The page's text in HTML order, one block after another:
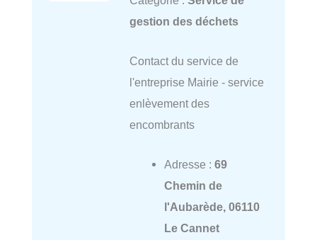
gestion des déchets
Contact du service de
l'entreprise Mairie - service
enlèvement des
encombrants
Adresse : 69
Chemin de
l'Aubarède, 06110
Le Cannet